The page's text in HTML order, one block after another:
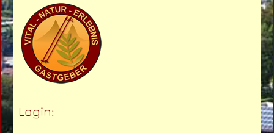
Login: